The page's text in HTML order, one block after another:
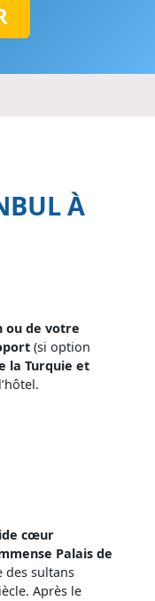
À
ou de votre
(si option
la Turquie et
cœur
Palais de
des sultans
Après le